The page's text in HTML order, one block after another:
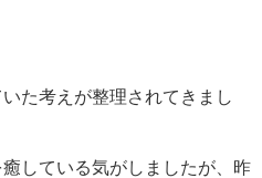
た考えが整理されてきまし
している気がしましたが、昨